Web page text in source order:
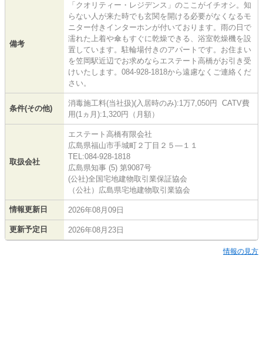
備考
「クオリティー・レジデンス」のここがイチオシ。知
らない人が来た時でも玄関を開ける必要がなくなるモ
ニター付きインターホンが付いております。雨の日で
濡れた上着や傘もすぐに乾燥できる、浴室乾燥機を設
置しています。駐輪場付きのアパートです。お住まい
を笠岡駅近辺でお求めならエステート高橋がお引き受
けいたします。084-928-1818から遠慮なくご連絡くだ
さい。
条件(その他)
消毒施工料(当社扱)(入居時のみ):1万7,050円 CATV費
用(1ヵ月):1,320円（月額）
取扱会社
エステート高橋有限会社
広島県福山市手城町２丁目２５―１１
TEL:084-928-1818
広島県知事 (5) 第9087号
(公社)全国宅地建物取引業保証協会
（公社）広島県宅地建物取引業協会
情報更新日 2026年08月09日
更新予定日 2026年08月23日
情報の見方